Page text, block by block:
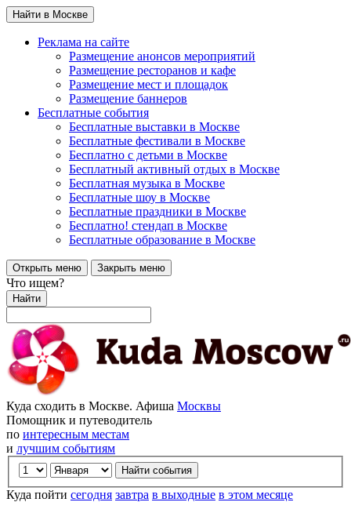
Найти в Москве
Реклама на сайте
Размещение анонсов мероприятий
Размещение ресторанов и кафе
Размещение мест и площадок
Размещение баннеров
Бесплатные события
Бесплатные выставки в Москве
Бесплатные фестивали в Москве
Бесплатно с детьми в Москве
Бесплатный активный отдых в Москве
Бесплатная музыка в Москве
Бесплатные шоу в Москве
Бесплатные праздники в Москве
Бесплатно! стендап в Москве
Бесплатные образование в Москве
Открыть меню Закрыть меню
Что ищем?
Найти
Куда сходить в Москве. Афиша Москвы
Помощник и путеводитель
по интересным местам
и лучшим событиям
Куда пойти сегодня завтра в выходные в этом месяце